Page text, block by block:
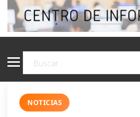
NOTICIAS